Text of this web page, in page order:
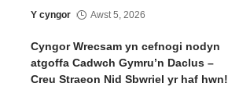
Y cyngor Awst 5, 2026
Cyngor Wrecsam yn cefnogi nodyn
atgoffa Cadwch Gymru’n Daclus –
Creu Straeon Nid Sbwriel yr haf hwn!